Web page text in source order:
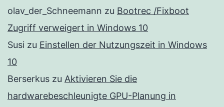
olav_der_Schneemann zu Bootrec /Fixboot
Zugriff verweigert in Windows 10
Susi zu Einstellen der Nutzungszeit in Windows
10
Berserkus zu Aktivieren Sie die
hardwarebeschleunigte GPU-Planung in